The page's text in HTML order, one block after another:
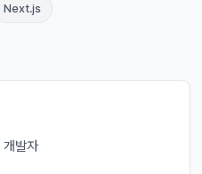
Next.js
개발자